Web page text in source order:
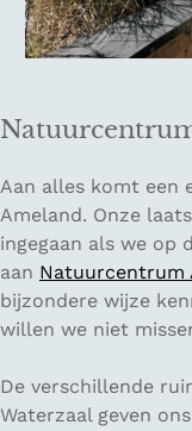
Aan alles komt een
Ameland. Onze
ingegaan als we op
aan Natuurcentrum
bijzondere wijze
willen we niet
De verschillende
Waterzaal geven